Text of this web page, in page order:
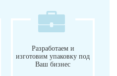
Разработаем и
изготовим упаковку под
Ваш бизнес